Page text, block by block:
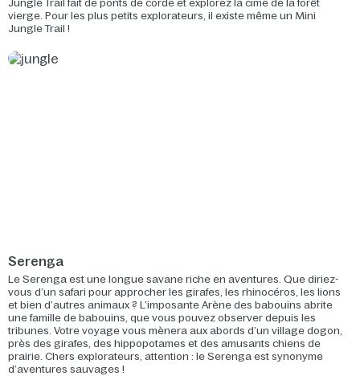
Jungle Trail fait de ponts de corde et explorez la cime de la forêt
vierge. Pour les plus petits explorateurs, il existe même un Mini
Jungle Trail !
Serenga
Le Serenga est une longue savane riche en aventures. Que diriez-
vous d’un safari pour approcher les girafes, les rhinocéros, les lions
et bien d’autres animaux ? L’imposante Arène des babouins abrite
une famille de babouins, que vous pouvez observer depuis les
tribunes. Votre voyage vous mènera aux abords d’un village dogon,
près des girafes, des hippopotames et des amusants chiens de
prairie. Chers explorateurs, attention : le Serenga est synonyme
d’aventures sauvages !